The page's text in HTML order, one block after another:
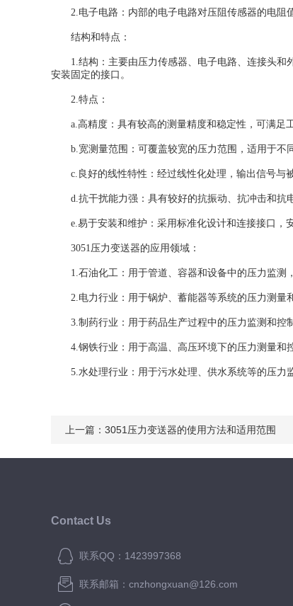
2.电子电路：内部的电子电路对压阻传感器的电阻值
结构和特点：
1.结构：主要由压力传感器、电子电路、连接头和
安装固定的接口。
2.特点：
a.高精度：具有较高的测量精度和稳定性，可满足工
b.宽测量范围：可覆盖较宽的压力范围，适用于不同
c.良好的线性特性：经过线性化处理，输出信号与
d.抗干扰能力强：具有较好的抗振动、抗冲击和抗
e.易于安装和维护：采用标准化设计和连接接口，
3051压力变送器的应用领域：
1.石油化工：用于管道、容器和设备中的压力监测，
2.电力行业：用于锅炉、蓄能器等系统的压力测量和
3.制药行业：用于药品生产过程中的压力监测和控制
4.钢铁行业：用于高温、高压环境下的压力测量和
5.水处理行业：用于污水处理、供水系统等的压力监
上一篇： 3051压力变送器的使用方法和适用范围
Contact Us
联系QQ：1423997368
联系邮箱：cnzhongxuan@126.com